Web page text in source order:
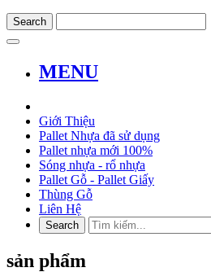
MENU
Giới Thiệu
Pallet Nhựa đã sử dụng
Pallet nhựa mới 100%
Sóng nhựa - rổ nhựa
Pallet Gỗ - Pallet Giấy
Thùng Gỗ
Liên Hệ
sản phẩm